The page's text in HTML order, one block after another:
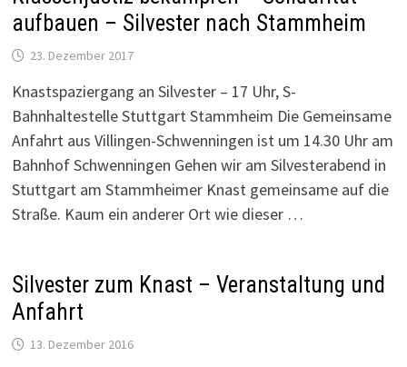
aufbauen – Silvester nach Stammheim
23. Dezember 2017
Knastspaziergang an Silvester – 17 Uhr, S-
Bahnhaltestelle Stuttgart Stammheim Die Gemeinsame
Anfahrt aus Villingen-Schwenningen ist um 14.30 Uhr am
Bahnhof Schwenningen Gehen wir am Silvesterabend in
Stuttgart am Stammheimer Knast gemeinsame auf die
Straße. Kaum ein anderer Ort wie dieser …
Silvester zum Knast – Veranstaltung und
Anfahrt
13. Dezember 2016